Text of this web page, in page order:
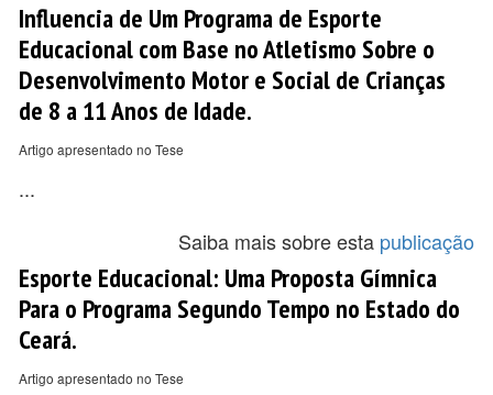
Influencia de Um Programa de Esporte
Educacional com Base no Atletismo Sobre o
Desenvolvimento Motor e Social de Crianças
de 8 a 11 Anos de Idade.
Artigo apresentado no Tese
...
Saiba mais sobre esta publicação
Esporte Educacional: Uma Proposta Gímnica
Para o Programa Segundo Tempo no Estado do
Ceará.
Artigo apresentado no Tese